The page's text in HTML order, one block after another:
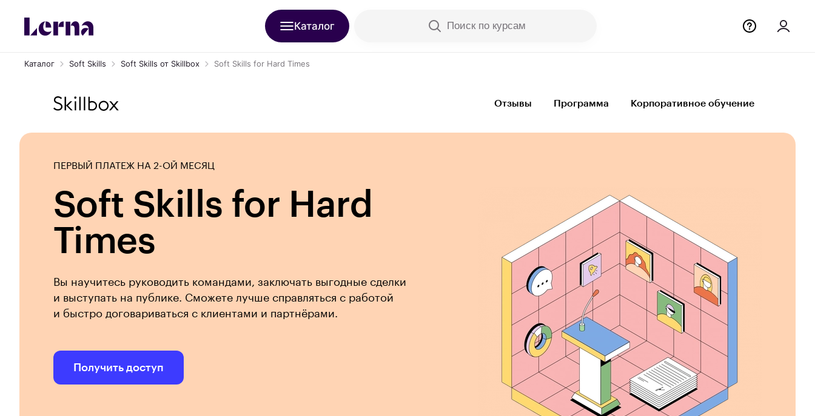
Каталог Поиск по курсам
Каталог Soft Skills Soft Skills от Skillbox Soft Skills for Hard Times
Отзывы Программа Корпоративное обучение
Получить доступ
ПЕРВЫЙ ПЛАТЕЖ НА 2-ОЙ МЕСЯЦ
Soft Skills for Hard
Times
Вы научитесь руководить командами, заключать выгодные сделки
и выступать на публике. Сможете лучше справляться с работой
и быстро договариваться с клиентами и партнёрами.